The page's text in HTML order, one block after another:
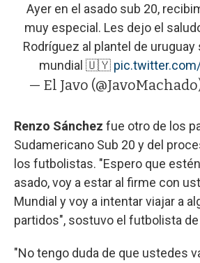
Ayer en el asado sub 20,
muy especial. Les dejo el
Rodríguez al plantel de uruguay
mundial 🇺🇾
— El Javo
Renzo Sánchez fue otro de los
Sudamericano Sub 20 y del
los futbolistas. "Espero que
asado, voy a estar al firme con
Mundial y voy a intentar viajar a
partidos", sostuvo el futbolista de
"No tengo duda de que ustedes